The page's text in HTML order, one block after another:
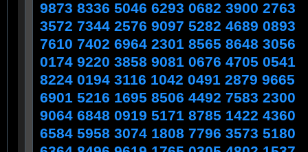
9873 8336 5046 6293 0682 3900 2763
3572 7344 2576 9097 5282 4689 0893
7610 7402 6964 2301 8565 8648 3056
0174 9220 3858 9081 0676 4705 0541
8224 0194 3116 1042 0491 2879 9665
6901 5216 1695 8506 4492 7583 2300
9064 6848 0919 5171 8785 1422 4360
6584 5958 3074 1808 7796 3573 5180